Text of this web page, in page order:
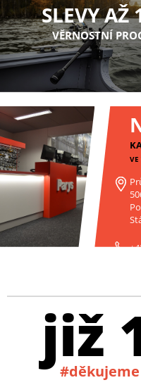
SLEVY AŽ
VĚRNOSTNÍ
VE
již
#děkujeme